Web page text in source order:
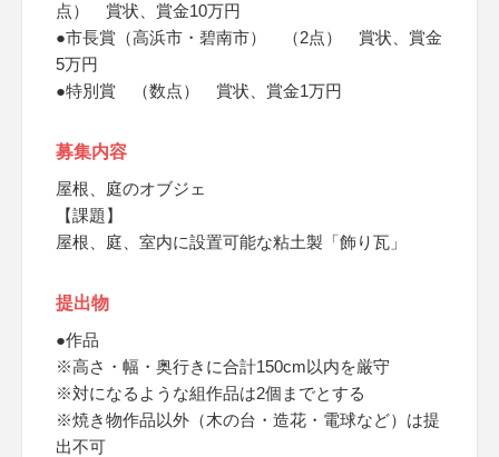
点） 賞状、賞金10万円
●市長賞（高浜市・碧南市） （2点） 賞状、賞金
5万円
●特別賞 （数点） 賞状、賞金1万円
募集内容
屋根、庭のオブジェ
【課題】
屋根、庭、室内に設置可能な粘土製「飾り瓦」
提出物
●作品
※高さ・幅・奥行きに合計150cm以内を厳守
※対になるような組作品は2個までとする
※焼き物作品以外（木の台・造花・電球など）は提
出不可